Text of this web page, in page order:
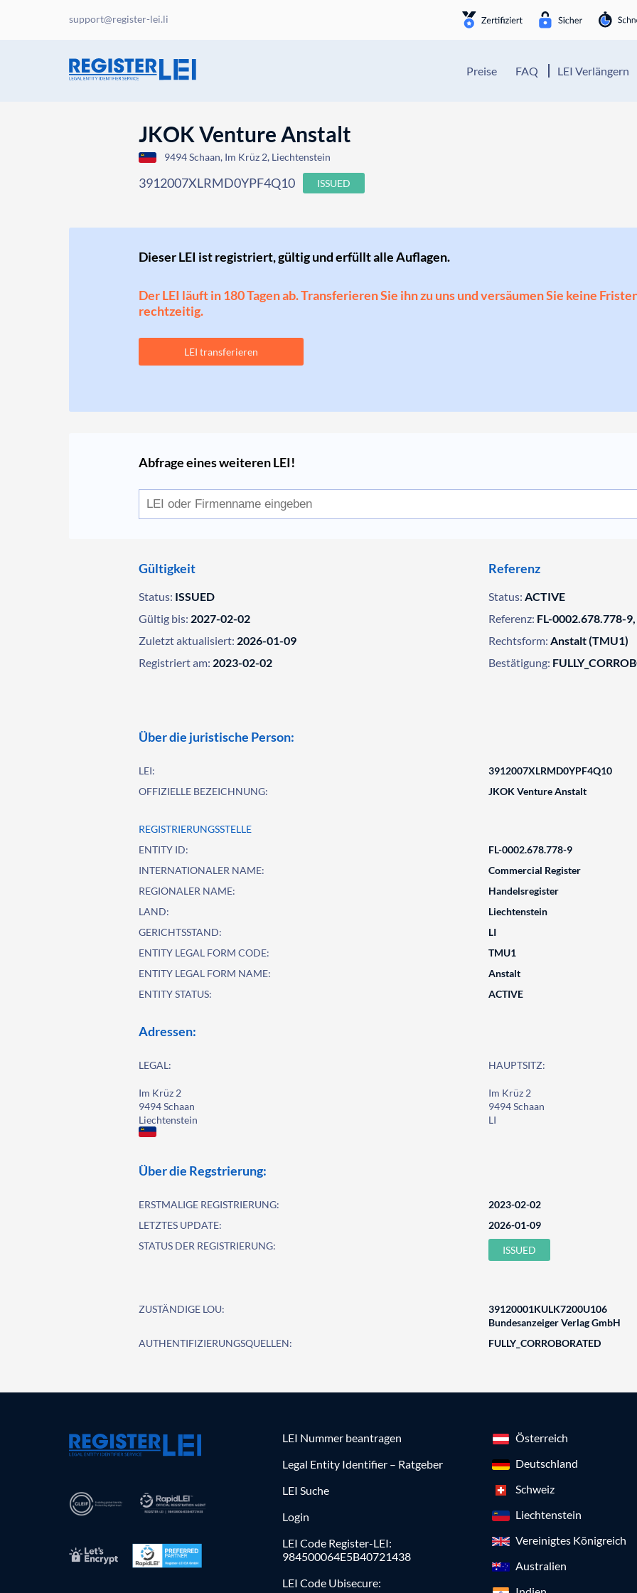
support@register-lei.li
Preise FAQ LEI Verlängern
JKOK Venture Anstalt
9494 Schaan, Im Krüz 2, Liechtenstein
3912007XLRMD0YPF4Q10 ISSUED
Dieser LEI ist registriert, gültig und erfüllt alle Auflagen.
Der LEI läuft in 180 Tagen ab. Transferieren Sie ihn zu uns und versäumen Sie keine
rechtzeitig.
LEI transferieren
Abfrage eines weiteren LEI!
Gültigkeit
Status: ISSUED
Gültig bis: 2027-02-02
Zuletzt aktualisiert: 2026-01-09
Registriert am: 2023-02-02
Referenz
Status: ACTIVE
Referenz: FL-0002.678.778-
Rechtsform: Anstalt (TMU1)
Bestätigung:
Über die juristische Person:
LEI:
3912007XLRMD0YPF4Q10
OFFIZIELLE BEZEICHNUNG:
JKOK Venture Anstalt
REGISTRIERUNGSSTELLE
ENTITY ID:
FL-0002.678.778-9
INTERNATIONALER NAME:
Commercial Register
REGIONALER NAME:
Handelsregister
LAND:
Liechtenstein
GERICHTSSTAND:
LI
ENTITY LEGAL FORM CODE:
TMU1
ENTITY LEGAL FORM NAME:
Anstalt
ENTITY STATUS:
ACTIVE
Adressen:
LEGAL:
Im Krüz 2
9494 Schaan
Liechtenstein
HAUPTSITZ:
Im Krüz 2
9494 Schaan
LI
Über die Regstrierung:
ERSTMALIGE REGISTRIERUNG:
2023-02-02
LETZTES UPDATE:
2026-01-09
STATUS DER REGISTRIERUNG:
ISSUED
ZUSTÄNDIGE LOU:
39120001KULK7200U106
Bundesanzeiger Verlag GmbH
AUTHENTIFIZIERUNGSQUELLEN:
FULLY_CORROBORATED
LEI Nummer beantragen
Legal Entity Identifier – Ratgeber
LEI Suche
Login
LEI Code Register-LEI:
984500064E5B40721438
LEI Code Ubisecure:
Österreich
Deutschland
Schweiz
Liechtenstein
Vereinigtes Königreich
Australien